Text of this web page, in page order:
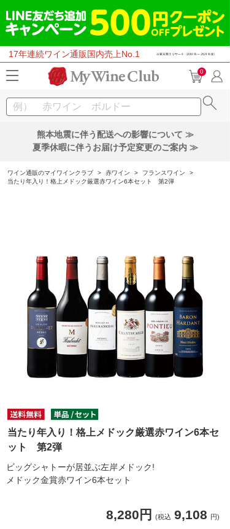
17年連続ワイン通販国内売上No.1
0
熊本地震に伴う配送への影響について ≫
夏季休暇に伴うお届け予定変更のご案内 ≫
ワイン通販のマイワインクラブ > 赤ワイン > フランスワイン
>
当たり年入り！格上メドック厳選赤ワイン6本セット 第2弾
当たり年入り！格上メドック厳選赤ワイン6本セ
ット 第2弾
ビッグシャトーが居並ぶ左岸メドック!
メドック金賞赤ワイン6本セット
8,280円 (税込 9,108 円)